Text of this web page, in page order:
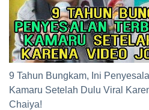
9 Tahun Bungkam, Ini
Kamaru Setelah Dulu Viral
Chaiya!